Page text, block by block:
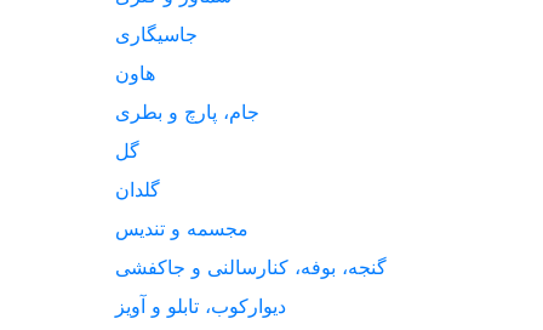
جاسیگاری
هاون
جام، پارچ و بطری
گل
گلدان
مجسمه و تندیس
گنجه، بوفه، کنارسالنی و جاکفشی
دیوارکوب، تابلو و آویز